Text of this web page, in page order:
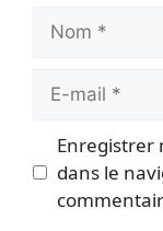
mail
Enregistrer
dans le